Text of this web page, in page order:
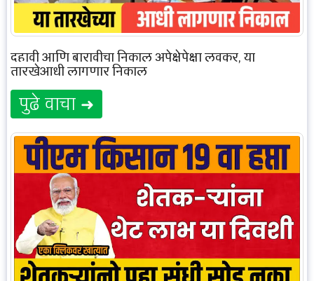
दहावी आणि बारावीचा निकाल अपेक्षेपेक्षा लवकर, या
तारखेआधी लागणार निकाल
पुढे वाचा ➜